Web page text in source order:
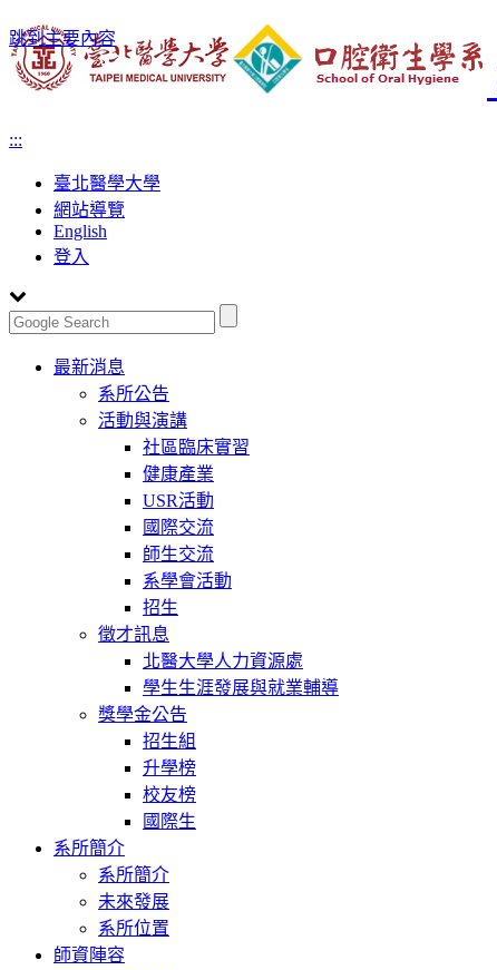
跳到主要內容
:::
臺北醫學大學
網站導覽
English
登入
Toggle
navigation
最新消息
系所公告
活動與演講
社區臨床實習
健康產業
USR活動
國際交流
師生交流
系學會活動
招生
徵才訊息
北醫大學人力資源處
學生生涯發展與就業輔導
獎學金公告
招生組
升學榜
校友榜
國際生
系所簡介
系所簡介
未來發展
系所位置
師資陣容